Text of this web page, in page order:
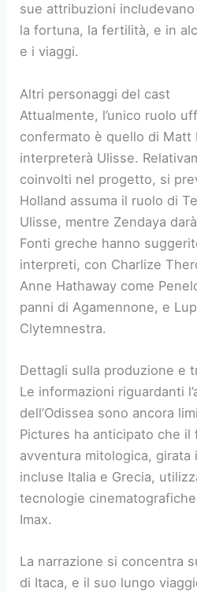
sue attribuzioni
la fortuna, la fertilità, e in
e i viaggi.
Altri personaggi del cast
Attualmente, l’unico ruolo
confermato è quello di Matt
interpreterà Ulisse.
coinvolti nel progetto, si
Holland assuma il ruolo di
Ulisse, mentre Zendaya
Fonti greche hanno
interpreti, con Charlize
Anne Hathaway come
panni di Agamennone, e
Clytemnestra.
Dettagli sulla produzione e
Le informazioni riguardanti
dell’Odissea sono ancora
Pictures ha anticipato che il
avventura mitologica, girata
incluse Italia e Grecia,
tecnologie
Imax.
La narrazione si concentra
di Itaca, e il suo lungo